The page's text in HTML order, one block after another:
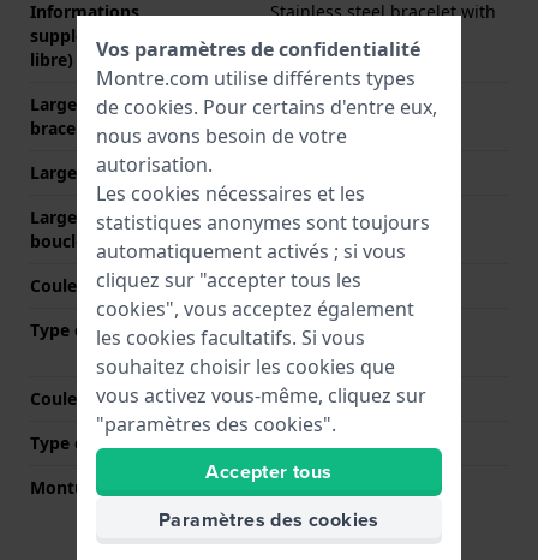
Informations
supplémentaires (texte
libre)
Stainless steel bracelet with
Largeur de la patte (du
bracelet)
20 mm
Largeur entre Corne
Largeur de bande à la
boucle
16 mm
Couleur du bracelet
Noir
Type de fermoir
Boucle déployante avec
Couleur de fermoir
Argent
Type de montage
Monture droite
Vos paramètres de confidentialité
Montre.com utilise différents types
de cookies. Pour certains d'entre eux,
nous avons besoin de votre
autorisation.
Les cookies nécessaires et les
statistiques anonymes sont toujours
automatiquement activés ; si vous
cliquez sur "accepter tous les
cookies", vous acceptez également
les cookies facultatifs. Si vous
souhaitez choisir les cookies que
vous activez vous-même, cliquez sur
"paramètres des cookies".
Accepter tous
Paramètres des cookies